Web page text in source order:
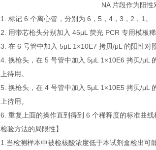
NA 片段作为阳性
1. 标记 6 个离心管，分别为 6，5，4，3，2，1。
2. 用带芯枪头分别加入 45μL 荧光 PCR 专用模板
3. 在 6 号管中加入 5μL 1×10E7 拷贝/μL 的阳性对
4. 换枪头，在 5 号管中加入 5μL 1×10E6 拷贝/μL
上待用。
5. 换枪头，在 4 号管中加入 5μL 1×10E5 拷贝/μL
上待用。
6. 重复上面的操作直到得到 6 个稀释度的标准曲线
检验方法的局限性】
1.当检测样本中被检核酸浓度低于本试剂盒检出可